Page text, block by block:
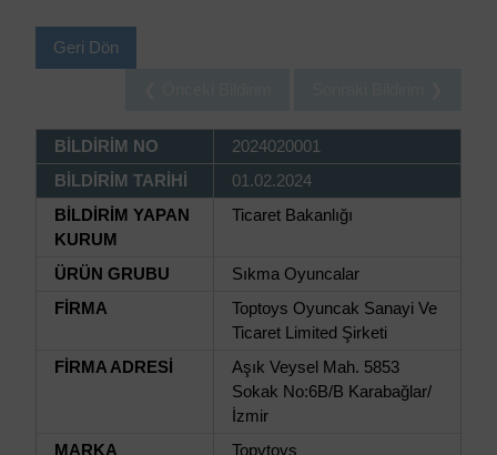
Geri Dön
BİLDİRİM NO
2024020001
BİLDİRİM TARİHİ
01.02.2024
BİLDİRİM YAPAN
KURUM
Ticaret Bakanlığı
ÜRÜN GRUBU
Sıkma Oyuncalar
FİRMA
Toptoys Oyuncak Sanayi Ve
Ticaret Limited Şirketi
FİRMA ADRESİ
Aşık Veysel Mah. 5853
Sokak No:6B/B Karabağlar/
İzmir
MARKA
Topytoys